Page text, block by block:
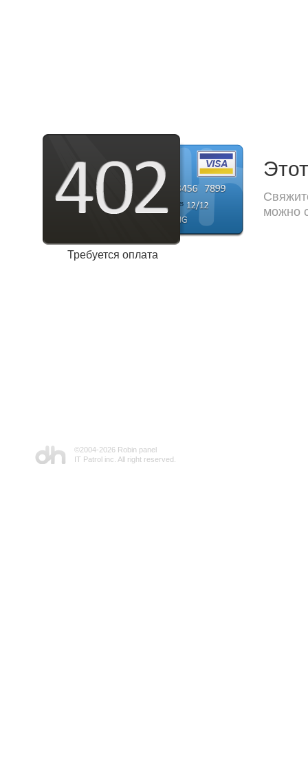
Требуется оплата
можно
©2004-2026 Robin panel
IT Patrol inc. All right reserved.